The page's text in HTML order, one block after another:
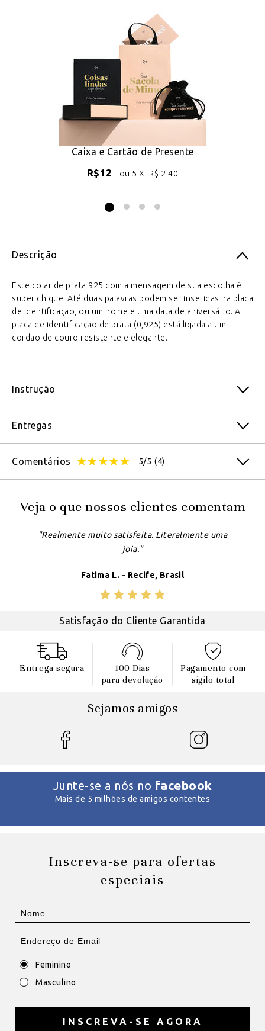
Caixa e Cartão de Presente
R$12 ou 5 X R$ 2.40
Descrição
Este colar de prata 925 com a mensagem de sua escolha é
super chique. Até duas palavras podem ser inseridas na placa
de identificação, ou um nome e uma data de aniversário. A
placa de identificação de prata (0,925) está ligada a um
cordão de couro resistente e elegante.
Instrução
Entregas
Comentários 5/5 (4)
Veja o que nossos clientes comentam
"Realmente muito satisfeita. Literalmente uma
joia."
Fatima L. - Recife, Brasil
Satisfação do Cliente Garantida
Entrega segura
100 Dias
para devoluçáo
Pagamento com
sigilo total
Sejamos amigos
Junte-se a nós no facebook
Mais de 5 milhões de amigos contentes
Inscreva-se para ofertas
especiais
Feminino
Masculino
INSCREVA-SE AGORA